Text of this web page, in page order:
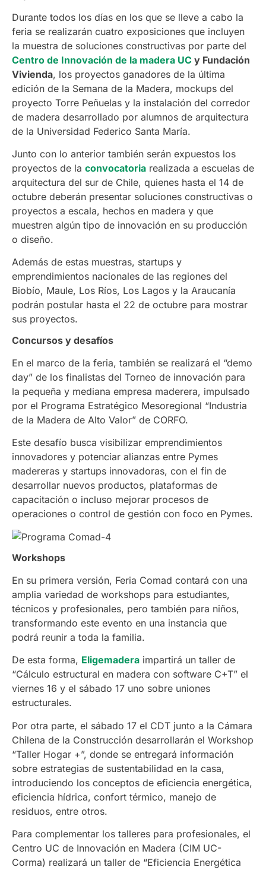
Durante todos los días en los que se lleve a cabo la
feria se realizarán cuatro exposiciones que incluyen
la muestra de soluciones constructivas por parte del
Centro de Innovación de la madera UC y Fundación
Vivienda, los proyectos ganadores de la última
edición de la Semana de la Madera, mockups del
proyecto Torre Peñuelas y la instalación del corredor
de madera desarrollado por alumnos de arquitectura
de la Universidad Federico Santa María.
Junto con lo anterior también serán expuestos los
proyectos de la convocatoria realizada a escuelas de
arquitectura del sur de Chile, quienes hasta el 14 de
octubre deberán presentar soluciones constructivas o
proyectos a escala, hechos en madera y que
muestren algún tipo de innovación en su producción
o diseño.
Además de estas muestras, startups y
emprendimientos nacionales de las regiones del
Biobío, Maule, Los Ríos, Los Lagos y la Araucanía
podrán postular hasta el 22 de octubre para mostrar
sus proyectos.
Concursos y desafíos
En el marco de la feria, también se realizará el “demo
day” de los finalistas del Torneo de innovación para
la pequeña y mediana empresa maderera, impulsado
por el Programa Estratégico Mesoregional “Industria
de la Madera de Alto Valor” de CORFO.
Este desafío busca visibilizar emprendimientos
innovadores y potenciar alianzas entre Pymes
madereras y startups innovadoras, con el fin de
desarrollar nuevos productos, plataformas de
capacitación o incluso mejorar procesos de
operaciones o control de gestión con foco en Pymes.
Workshops
En su primera versión, Feria Comad contará con una
amplia variedad de workshops para estudiantes,
técnicos y profesionales, pero también para niños,
transformando este evento en una instancia que
podrá reunir a toda la familia.
De esta forma, Eligemadera impartirá un taller de
“Cálculo estructural en madera con software C+T” el
viernes 16 y el sábado 17 uno sobre uniones
estructurales.
Por otra parte, el sábado 17 el CDT junto a la Cámara
Chilena de la Construcción desarrollarán el Workshop
“Taller Hogar +”, donde se entregará información
sobre estrategias de sustentabilidad en la casa,
introduciendo los conceptos de eficiencia energética,
eficiencia hídrica, confort térmico, manejo de
residuos, entre otros.
Para complementar los talleres para profesionales, el
Centro UC de Innovación en Madera (CIM UC-
Corma) realizará un taller de “Eficiencia Energética